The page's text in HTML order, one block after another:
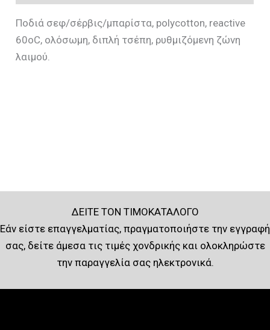
Ποδιά σεφ/σέρβις/μπαρίστα, polycotton, reactive
60oC, oλόσωμη, διπλή τσέπη, ρυθμιζόμενη ζώνη
λαιμού.
ΔΕΙΤΕ ΤΟΝ ΤΙΜΟΚΑΤΑΛΟΓΟ
Εάν είστε επαγγελματίας, πραγματοποιήστε την εγγραφή
σας, δείτε άμεσα τις τιμές χονδρικής και ολοκληρώστε
την παραγγελία σας ηλεκτρονικά.